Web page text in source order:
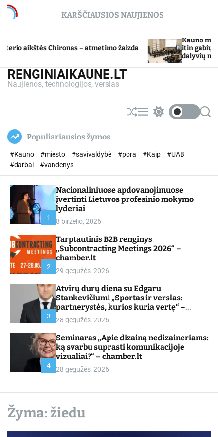
c
n
KARŠČIAUSIOS NAUJIENOS
Chironas – atmetimo žaizda
Kauno miesto
itin gabių
dalyvių mokslo
RENGINIAIKAUNE.LT
Naujienos, technologijos, verslas
S
h
e
M
e w
h
o
r
S
e
Populiariausios žymos
#Kauno #miesto #savivaldybė #pora #Kaip
#UAB
#darbai
#vandenys
1
Nacionaliniuose apdovanojimuose
įvertinti Lietuvos profesinio mokymo
lyderiai
8 birželio, 2026
2
Tarptautinis B2B renginys
„Subcontracting Meetings 2026“ –
chamber.lt
29 gegužės, 2026
3
Atvirų durų diena su Edgaru
Stankevičiumi „Sportas ir verslas:
partnerystės, kurios kuria vertę“ –
chamber.lt
28 gegužės, 2026
4
Seminaras „Apie dizainą nedizaineriams:
ką svarbu suprasti komunikacijoje
vizualiai?“ – chamber.lt
28 gegužės, 2026
Žyma: žiedu